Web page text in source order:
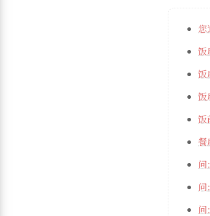
您
饭
饭
饭
饭
餐
问
问
问